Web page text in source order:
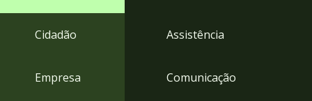
rodapé
Cidadão
Empresa
Assistência
Comunicação